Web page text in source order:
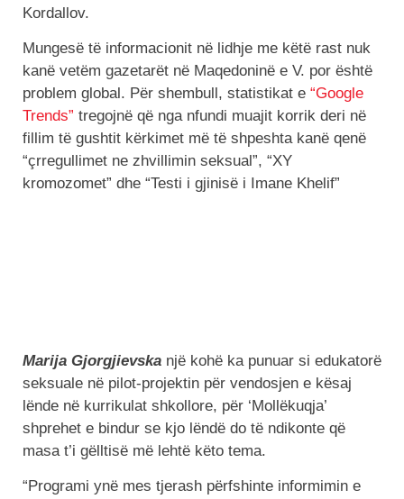
Kordallov.
Mungesë të informacionit në lidhje me këtë rast nuk
kanë vetëm gazetarët në Maqedoninë e V. por është
problem global. Për shembull, statistikat e “Google
Trends” tregojnë që nga nfundi muajit korrik deri në
fillim të gushtit kërkimet më të shpeshta kanë qenë
“çrregullimet ne zhvillimin seksual”, “XY
kromozomet” dhe “Testi i gjinisë i Imane Khelif”
Marija Gjorgjievska një kohë ka punuar si edukatorë
seksuale në pilot-projektin për vendosjen e kësaj
lënde në kurrikulat shkollore, për ‘Mollëkuqja’
shprehet e bindur se kjo lëndë do të ndikonte që
masa t’i gëlltisë më lehtë këto tema.
“Programi ynë mes tjerash përfshinte informimin e